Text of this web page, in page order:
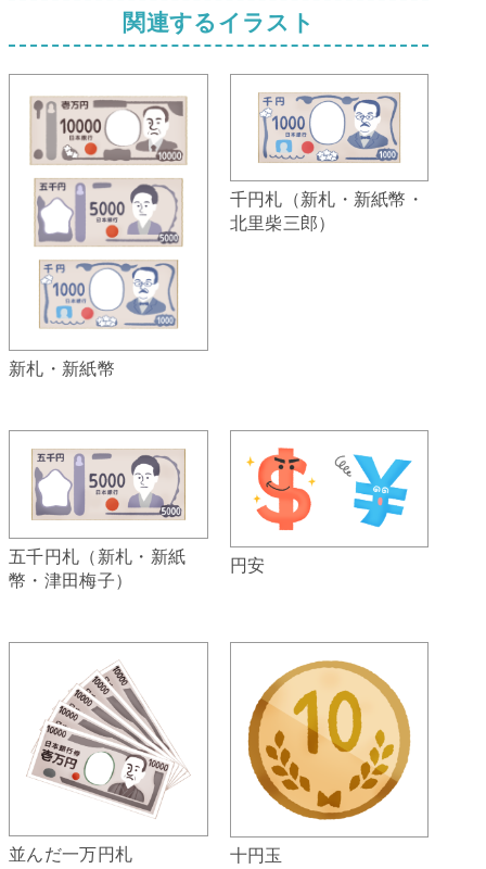
関連するイラスト
新札・新紙幣
千円札（新札・新紙幣・
北里柴三郎）
五千円札（新札・新紙
幣・津田梅子）
円安
並んだ一万円札 十円玉